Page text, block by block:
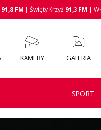
91,8 FM | Święty Krzyż 91,3 FM |
KAMERY GALERIA
SPORT